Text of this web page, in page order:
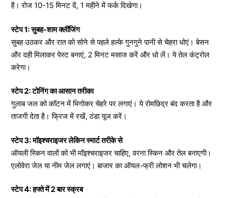
है। रोज 10-15 मिनट दें, 1 महीने में फर्क दिखेगा।
स्टेप 1: सुबह-शाम क्लींजिंग
सुबह उठकर और रात को सोने से पहले हल्के गुनगुने पानी से चेहरा धोएं। बेसन
और दही मिलाकर पेस्ट बनाएं, 2 मिनट मसाज करें और धो लें। ये तेल कंट्रोल
करेगा।
स्टेप 2: टोनिंग का आसान तरीका
गुलाब जल को कॉटन में भिगोकर चेहरे पर लगाएं। ये रोमछिद्र बंद करता है और
ताजगी देता है। फ्रिज में रखें, ठंडा यूज करें।
स्टेप 3: मॉइश्चराइजर लेकिन स्मार्ट तरीके से
ऑयली स्किन वालों को भी मॉइश्चराइजर चाहिए, वरना स्किन और तेल बनाएगी।
एलोवेरा जेल या नीम जेल लगाएं। बाजार का ऑयल-फ्री लोशन भी चलेगा।
स्टेप 4: हफ्ते में 2 बार स्क्रब